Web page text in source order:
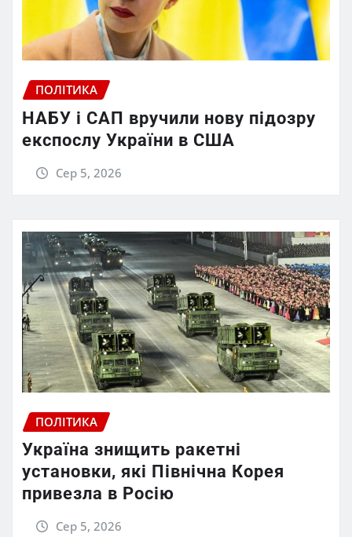
ПОЛІТИКА
НАБУ і САП вручили нову підозру
експослу України в США
Сер 5, 2026
ПОЛІТИКА
Україна знищить ракетні
установки, які Північна Корея
привезла в Росію
Сер 5, 2026